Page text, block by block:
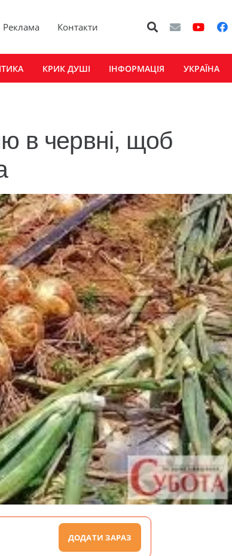
Реклама Контакти
КРИК ДУШІ ІНФОРМАЦІЯ УКРАЇНА
в червні, щоб
ДОДАТИ ЗАРАЗ